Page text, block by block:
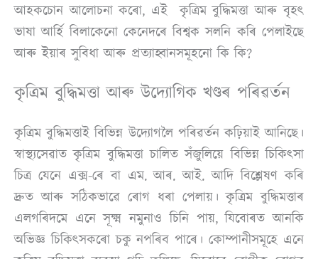
আহকচোন আলোচনা কৰো, এই কৃত্ৰিম বুদ্ধিমত্তা আৰু বৃহৎ
ভাষা আৰ্হি বিলাকেনো কেনেদৰে বিশ্বক সলনি কৰি পেলাইছে
আৰু ইয়াৰ সুবিধা আৰু প্ৰত্যাহ্বানসমূহনো কি কি?
কৃত্ৰিম বুদ্ধিমত্তা আৰু উদ্যোগিক খণ্ডৰ পৰিৱৰ্তন
কৃত্ৰিম বুদ্ধিমত্তাই বিভিন্ন উদ্যোগলৈ পৰিৱৰ্তন কঢ়িয়াই আনিছে।
স্বাস্থ্যসেৱাত কৃত্ৰিম বুদ্ধিমত্তা চালিত সঁজুলিয়ে বিভিন্ন চিকিৎসা
চিত্ৰ যেনে এক্স-ৰে বা এম. আৰ. আই. আদি বিশ্লেষণ কৰি
দ্ৰুত আৰু সঠিকভাৱে ৰোগ ধৰা পেলায়। কৃত্ৰিম বুদ্ধিমত্তাৰ
এলগৰিদমে এনে সূক্ষ্ম নমুনাও চিনি পায়, যিবোৰত আনকি
অভিজ্ঞ চিকিৎসকৰো চকু নপৰিব পাৰে। কোম্পানীসমূহে এনে